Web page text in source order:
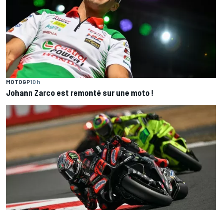
MOTOGP10 h
Johann Zarco est remonté sur une moto !